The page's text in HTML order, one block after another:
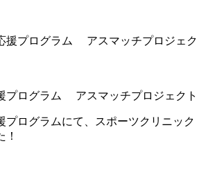
プログラム アスマッチプロジェクト
プログラムにて、スポーツクリニック
！